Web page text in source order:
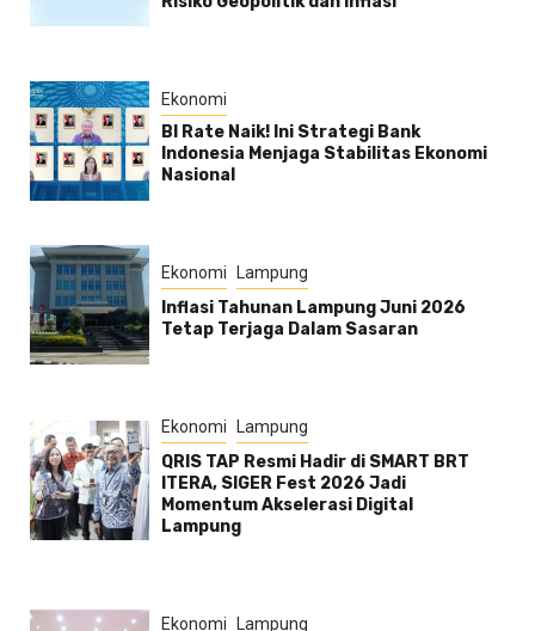
Ekonomi
BI Rate Naik! Ini Strategi Bank
Indonesia Menjaga Stabilitas Ekonomi
Nasional
Ekonomi Lampung
Inflasi Tahunan Lampung Juni 2026
Tetap Terjaga Dalam Sasaran
Ekonomi Lampung
QRIS TAP Resmi Hadir di SMART BRT
ITERA, SIGER Fest 2026 Jadi
Momentum Akselerasi Digital
Lampung
Ekonomi Lampung